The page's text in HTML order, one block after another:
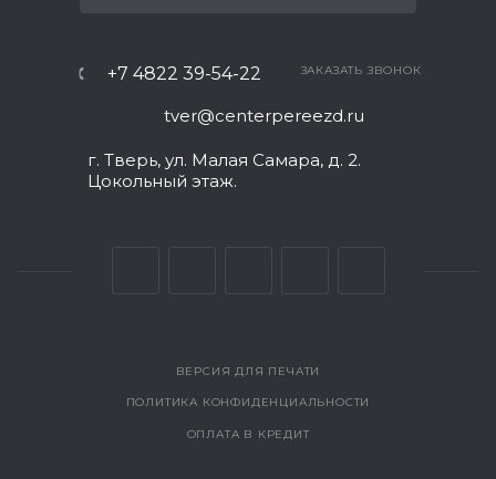
+7 4822 39-54-22 ЗАКАЗАТЬ ЗВОНОК
tver@centerpereezd.ru
г. Тверь, ул. Малая Самара, д. 2.
Цокольный этаж.
ВЕРСИЯ ДЛЯ ПЕЧАТИ
ПОЛИТИКА КОНФИДЕНЦИАЛЬНОСТИ
ОПЛАТА В КРЕДИТ